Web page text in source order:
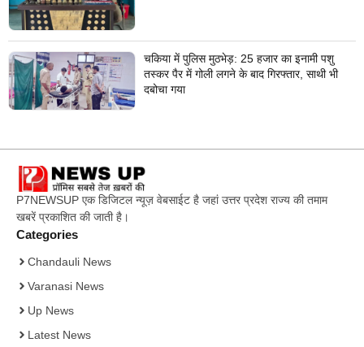
चकिया में पुलिस मुठभेड़: 25 हजार का इनामी पशु
तस्कर पैर में गोली लगने के बाद गिरफ्तार, साथी भी
दबोचा गया
P7NEWSUP एक डिजिटल न्यूज़ वेबसाईट है जहां उत्तर प्रदेश राज्य की तमाम
खबरें प्रकाशित की जाती है।
Categories
Chandauli News
Varanasi News
Up News
Latest News